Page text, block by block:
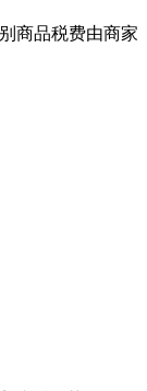
商品税费由商家